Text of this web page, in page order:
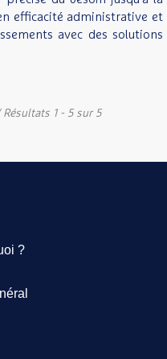
efficacité administrative et
avec des solutions
1 - 5 sur 5
?